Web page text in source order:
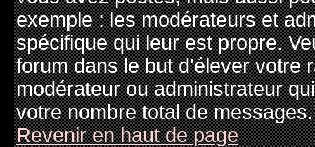
exemple : les modérateurs et
spécifique qui leur est propre.
forum dans le but d'élever votre
modérateur ou administrateur
votre nombre total de messages.
Revenir en haut de page